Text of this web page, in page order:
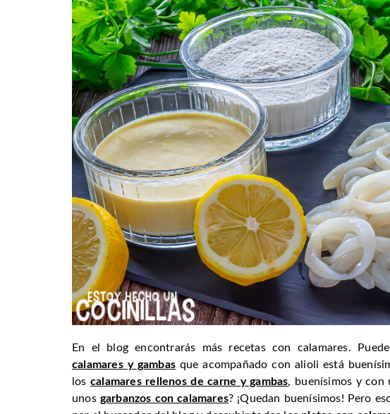
En el blog encontrarás más recetas con calamares.
calamares y gambas que acompañado con alioli está
loscalamares rellenos de carne y gambas, buenísimos y con
unos garbanzos con calamares? ¡Quedan buenísimos! Pero